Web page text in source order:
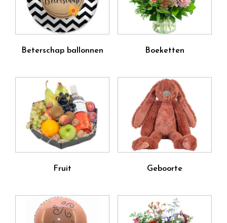
Beterschap ballonnen Boeketten
Fruit Geboorte